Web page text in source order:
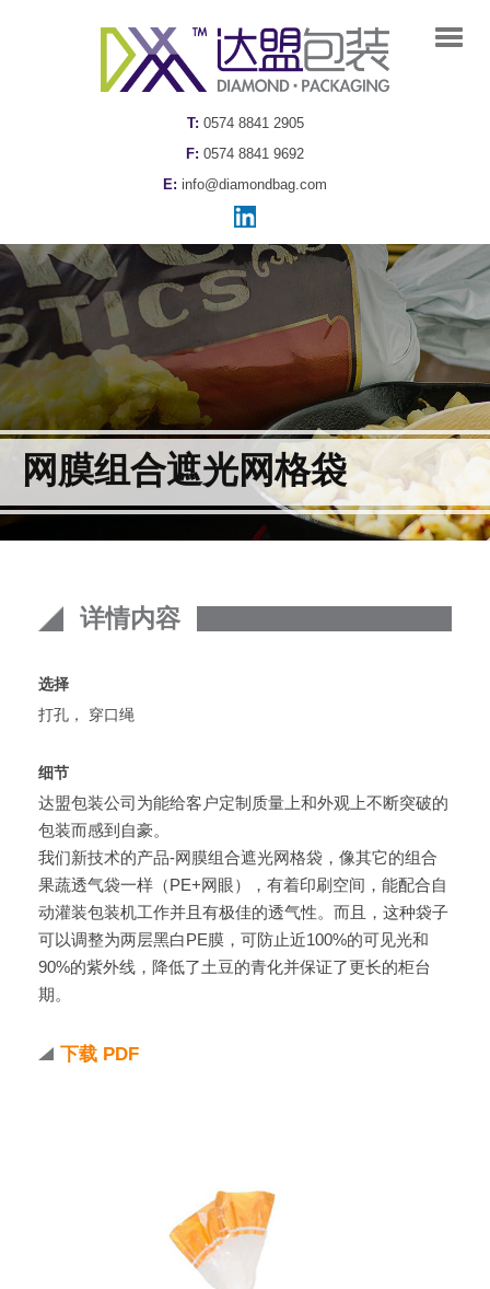
T: 0574 8841 2905
F: 0574 8841 9692
E: info@diamondbag.com
网膜组合遮光网格袋
详情内容
选择
打孔， 穿口绳
细节
达盟包装公司为能给客户定制质量上和外观上不断突破的
包装而感到自豪。
我们新技术的产品-网膜组合遮光网格袋，像其它的组合
果蔬透气袋一样（PE+网眼），有着印刷空间，能配合自
动灌装包装机工作并且有极佳的透气性。而且，这种袋子
可以调整为两层黑白PE膜，可防止近100%的可见光和
90%的紫外线，降低了土豆的青化并保证了更长的柜台
期。
下载 PDF